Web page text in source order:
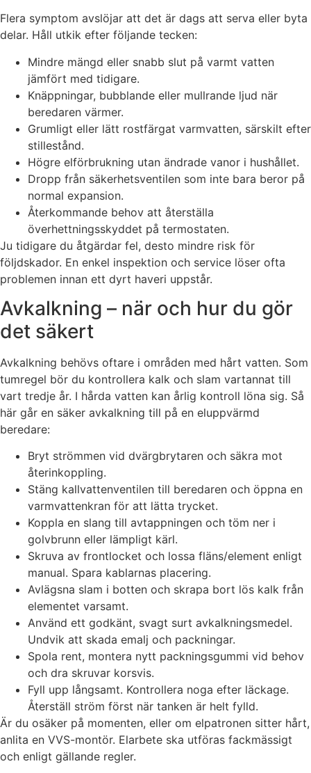
Flera symptom avslöjar att det är dags att serva eller byta
delar. Håll utkik efter följande tecken:
Mindre mängd eller snabb slut på varmt vatten
jämfört med tidigare.
Knäppningar, bubblande eller mullrande ljud när
beredaren värmer.
Grumligt eller lätt rostfärgat varmvatten, särskilt efter
stillestånd.
Högre elförbrukning utan ändrade vanor i hushållet.
Dropp från säkerhetsventilen som inte bara beror på
normal expansion.
Återkommande behov att återställa
överhettningsskyddet på termostaten.
Ju tidigare du åtgärdar fel, desto mindre risk för
följdskador. En enkel inspektion och service löser ofta
problemen innan ett dyrt haveri uppstår.
Avkalkning – när och hur du gör
det säkert
Avkalkning behövs oftare i områden med hårt vatten. Som
tumregel bör du kontrollera kalk och slam vartannat till
vart tredje år. I hårda vatten kan årlig kontroll löna sig. Så
här går en säker avkalkning till på en eluppvärmd
beredare:
Bryt strömmen vid dvärgbrytaren och säkra mot
återinkoppling.
Stäng kallvattenventilen till beredaren och öppna en
varmvattenkran för att lätta trycket.
Koppla en slang till avtappningen och töm ner i
golvbrunn eller lämpligt kärl.
Skruva av frontlocket och lossa fläns/element enligt
manual. Spara kablarnas placering.
Avlägsna slam i botten och skrapa bort lös kalk från
elementet varsamt.
Använd ett godkänt, svagt surt avkalkningsmedel.
Undvik att skada emalj och packningar.
Spola rent, montera nytt packningsgummi vid behov
och dra skruvar korsvis.
Fyll upp långsamt. Kontrollera noga efter läckage.
Återställ ström först när tanken är helt fylld.
Är du osäker på momenten, eller om elpatronen sitter hårt,
anlita en VVS-montör. Elarbete ska utföras fackmässigt
och enligt gällande regler.